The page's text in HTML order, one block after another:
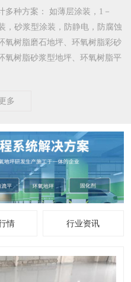
多种方案 ： 如薄层涂装，1－
，砂浆型涂装，防静电，防腐蚀
氧树脂磨石地坪、环氧树脂彩砂
氧树脂砂浆型地坪、环氧树脂平
多
情 行业资讯